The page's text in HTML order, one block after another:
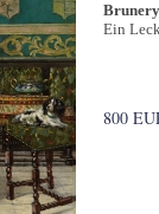
Ein
800